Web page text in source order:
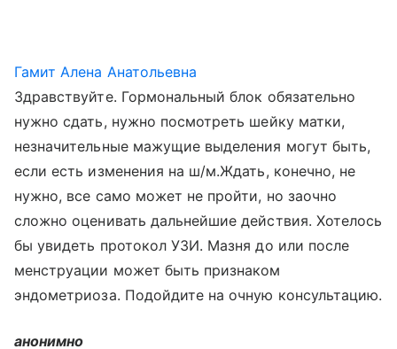
Гамит Алена Анатольевна
Здравствуйте. Гормональный блок обязательно
нужно сдать, нужно посмотреть шейку матки,
незначительные мажущие выделения могут быть,
если есть изменения на ш/м.Ждать, конечно, не
нужно, все само может не пройти, но заочно
сложно оценивать дальнейшие действия. Хотелось
бы увидеть протокол УЗИ. Мазня до или после
менструации может быть признаком
эндометриоза. Подойдите на очную консультацию.
анонимно